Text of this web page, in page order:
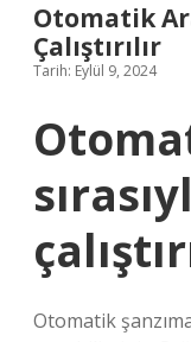
Otomatik
Çalıştırılır
Tarih: Eylül 9, 2024
Otomatik